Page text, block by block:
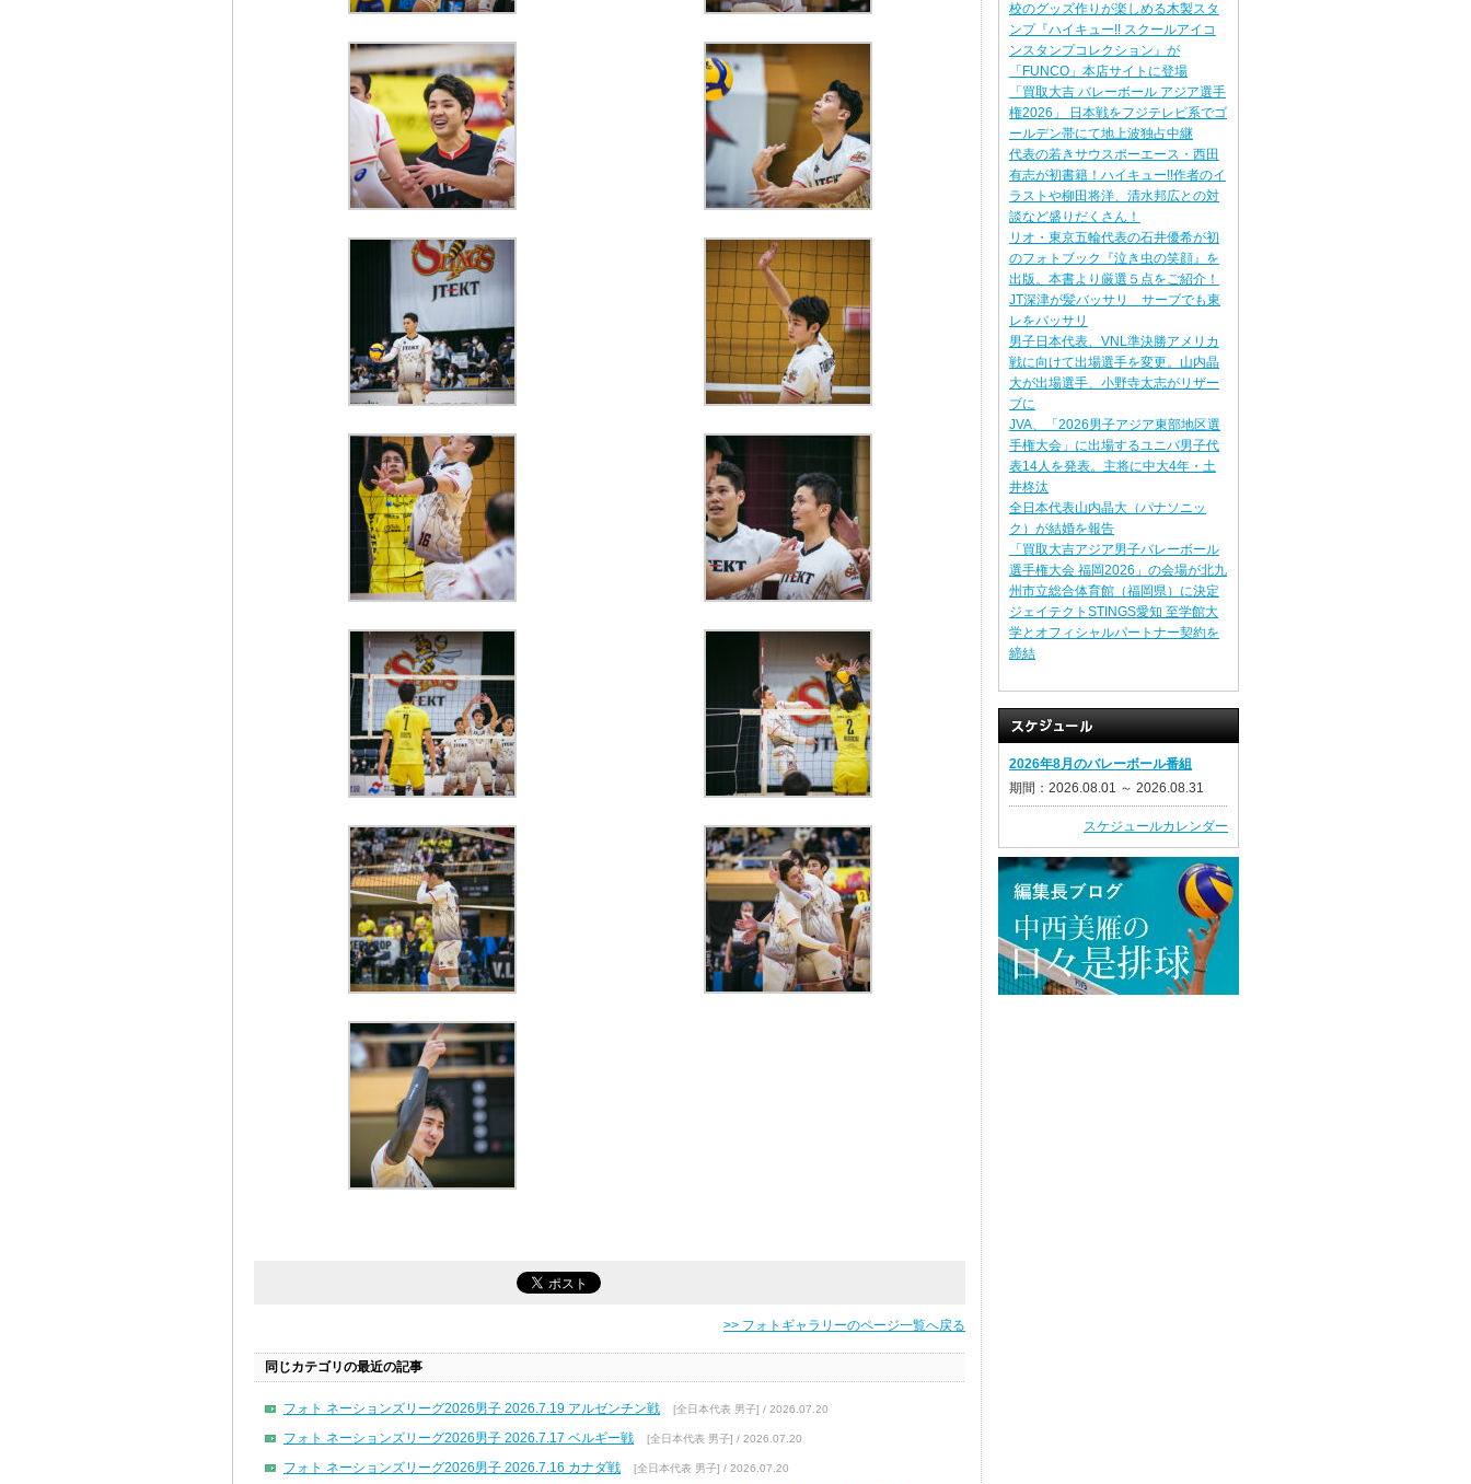
>> フォトギャラリーのページ一覧へ戻る
同じカテゴリの最近の記事
フォト ネーションズリーグ2026男子 2026.7.19 アルゼンチン戦 [全日本代表 男子] / 2026.07.20
フォト ネーションズリーグ2026男子 2026.7.17 ベルギー戦 [全日本代表 男子] / 2026.07.20
フォト ネーションズリーグ2026男子 2026.7.16 カナダ戦 [全日本代表 男子] / 2026.07.20
校のグッズ作りが楽しめる木製スタ
ンプ『ハイキュー!! スクールアイコ
ンスタンプコレクション』が
「FUNCO」本店サイトに登場
「買取大吉 バレーボール アジア選手
権2026」 日本戦をフジテレビ系でゴ
ールデン帯にて地上波独占中継
代表の若きサウスポーエース・西田
有志が初書籍！ハイキュー!!作者のイ
ラストや柳田将洋、清水邦広との対
談など盛りだくさん！
リオ・東京五輪代表の石井優希が初
のフォトブック『泣き虫の笑顔』を
出版。本書より厳選５点をご紹介！
JT深津が髪バッサリ サーブでも東
レをバッサリ
男子日本代表、VNL準決勝アメリカ
戦に向けて出場選手を変更。山内晶
大が出場選手、小野寺太志がリザー
ブに
JVA、「2026男子アジア東部地区選
手権大会」に出場するユニバ男子代
表14人を発表。主将に中大4年・土
井柊汰
全日本代表山内晶大（パナソニッ
ク）が結婚を報告
「買取大吉アジア男子バレーボール
選手権大会 福岡2026」の会場が北九
州市立総合体育館（福岡県）に決定
ジェイテクトSTINGS愛知 至学館大
学とオフィシャルパートナー契約を
締結
2026年8月のバレーボール番組
期間：2026.08.01 ～ 2026.08.31
スケジュールカレンダー